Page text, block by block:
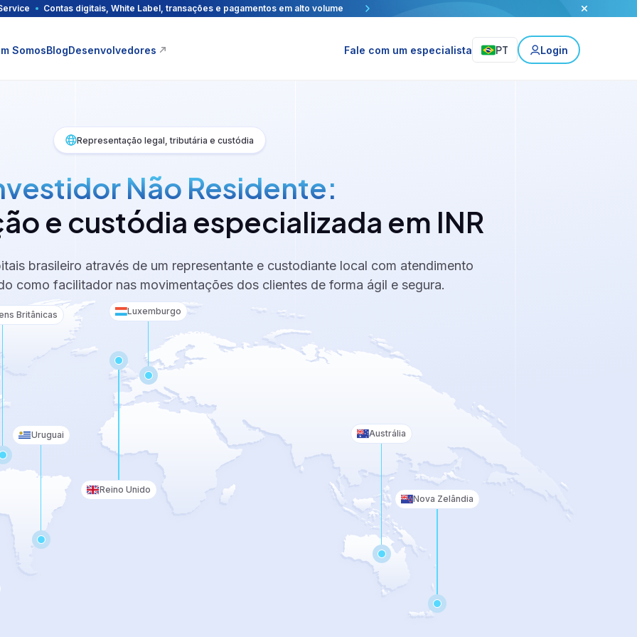
Service Ofereça crédito com esteira de emissão de CCB ou Nota Comercial
Contas digitais, White Label, transações e pagamentos em alto volume
Onboarding, antifraude Pix, motor de crédito e assinatura eletrônica
Um cartão de crédito consignado com sua marca. Powered by QI Tech e Visa.
Pix
SomosBlogDesenvolvedores Fale com um especialista PT Login
Representação legal, tributária e custódia
Não Residente:
e custódia especializada em INR
brasileiro através de um representante e custodiante local com atendimento
como facilitador nas movimentações dos clientes de forma ágil e segura.
Britânicas
Uruguai
Luxemburgo
Reino Unido
Austrália
Nova Zelândia